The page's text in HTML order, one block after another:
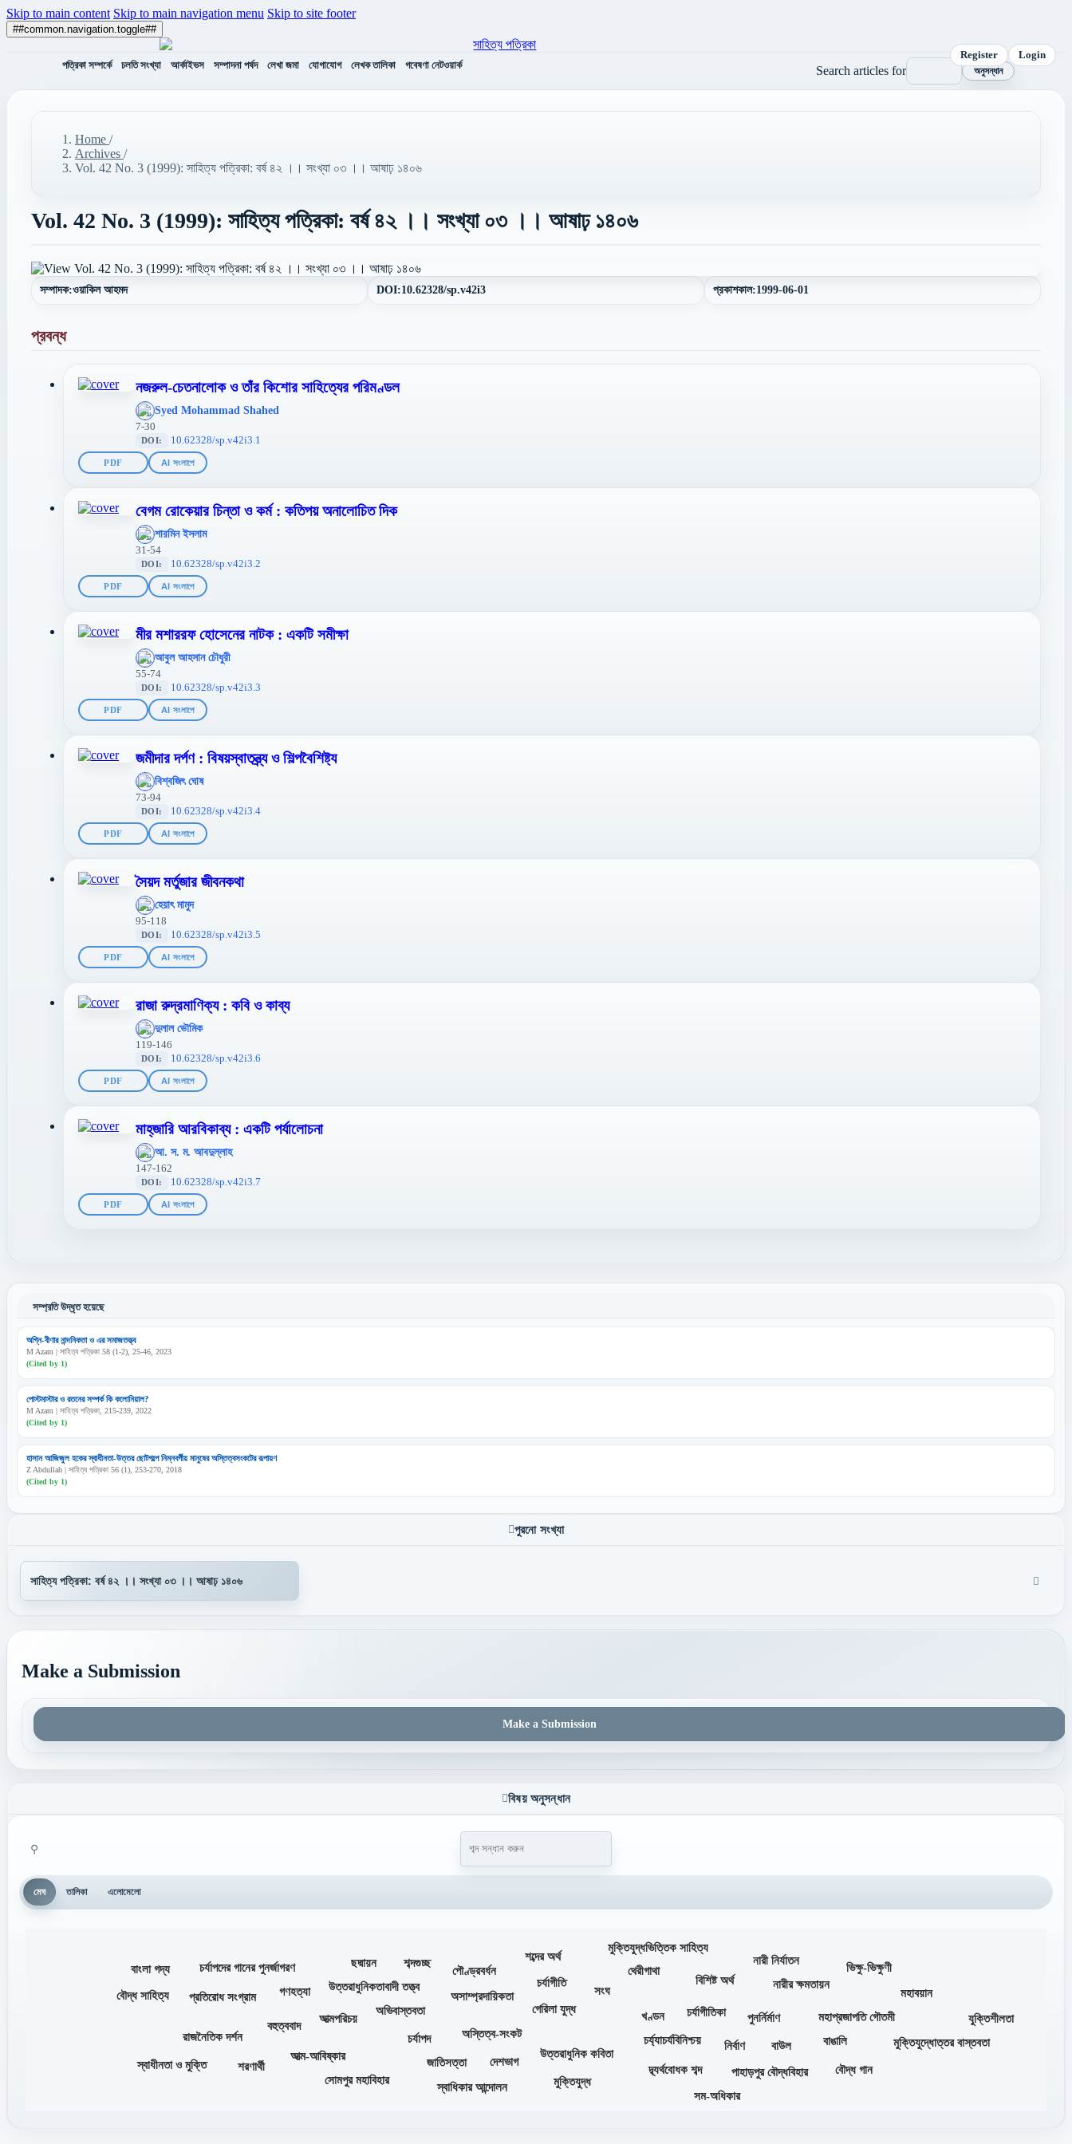
Skip to main content Skip to main navigation menu Skip to site footer
##common.navigation.toggle##
Register Login
পত্রিকা সম্পর্কে চলতি সংখ্যা আর্কাইভস সম্পাদনা পর্ষদ লেখা জমা যোগাযোগ লেখক তালিকা গবেষণা নেটওয়ার্ক Search articles for অনুসন্ধান
Home /
Archives /
Vol. 42 No. 3 (1999): সাহিত্য পত্রিকা: বর্ষ ৪২ ।। সংখ্যা ০৩ ।। আষাঢ় ১৪০৬
Vol. 42 No. 3 (1999): সাহিত্য পত্রিকা: বর্ষ ৪২ ।। সংখ্যা ০৩ ।। আষাঢ় ১৪০৬
সম্পাদক:ওয়াকিল আহমদ DOI:10.62328/sp.v42i3 প্রকাশকাল:1999-06-01
প্রবন্ধ
নজরুল-চেতনালোক ও তাঁর কিশোর সাহিত্যের পরিমণ্ডল
';
};">
Syed Mohammad Shahed
7-30
DOI: 10.62328/sp.v42i3.1
PDF AI সংলাপে
বেগম রোকেয়ার চিন্তা ও কর্ম : কতিপয় অনালোচিত দিক
';
};">
শারমিন ইসলাম
31-54
DOI: 10.62328/sp.v42i3.2
PDF AI সংলাপে
মীর মশাররফ হোসেনের নাটক : একটি সমীক্ষা
';
};">
আবুল আহসান চৌধুরী
55-74
DOI: 10.62328/sp.v42i3.3
PDF AI সংলাপে
জমীদার দর্পণ : বিষয়স্বাতন্ত্র্য ও শিল্পবৈশিষ্ট্য
';
};">
বিশ্বজিৎ ঘোষ
73-94
DOI: 10.62328/sp.v42i3.4
PDF AI সংলাপে
সৈয়দ মর্তুজার জীবনকথা
';
};">
হেয়াৎ মামুদ
95-118
DOI: 10.62328/sp.v42i3.5
PDF AI সংলাপে
রাজা রুদ্রমাণিক্য : কবি ও কাব্য
';
};">
দুলাল ভৌমিক
119-146
DOI: 10.62328/sp.v42i3.6
PDF AI সংলাপে
মাহ্‌জারি আরবিকাব্য : একটি পর্যালোচনা
';
};">
আ. স. ম. আবদুল্লাহ
147-162
DOI: 10.62328/sp.v42i3.7
PDF AI সংলাপে
সম্প্রতি উদ্ধৃত হয়েছে
অগ্নি-বীণার নান্দনিকতা ও এর সমাজতত্ত্ব
M Azam | সাহিত্য পত্রিকা 58 (1-2), 25-46, 2023
(Cited by 1)
পোস্টমাস্টার ও রতনের সম্পর্ক কি কলোনিয়াল?
M Azam | সাহিত্য পত্রিকা, 215-239, 2022
(Cited by 1)
হাসান আজিজুল হকের স্বাধীনতা-উত্তর ছোটগল্পে নিম্নবর্গীয় মানুষের অস্তিত্বসংকটের রূপায়ণ
Z Abdullah | সাহিত্য পত্রিকা 56 (1), 253-270, 2018
(Cited by 1)
পুরনো সংখ্যা
Make a Submission
Make a Submission
বিষয় অনুসন্ধান
⚲
মেঘ তালিকা এলোমেলো
অভিবাস্তবতা
অসাম্প্রদায়িকতা
অস্তিত্ব-সংকট
আত্ম-আবিষ্কার
আত্মপরিচয়
উত্তরাধুনিক কবিতা
উত্তরাধুনিকতাবাদী তত্ত্ব
খণ্ডন
গণহত্যা
গেরিলা যুদ্ধ
চর্যাগীতি
চর্যাগীতিকা
চর্যাপদ
চর্যাপদের গানের পুনর্জাগরণ
চর্য্যাচর্যবিনিশ্চয়
ছদ্মায়ন
জাতিসত্তা
থেরীগাথা
দেশভাগ
দ্ব্যর্থবোধক শব্দ
নারী নির্যাতন
নারীর ক্ষমতায়ন
নির্বাণ
পাহাড়পুর বৌদ্ধবিহার
পুনর্নির্মাণ
পৌণ্ড্রবর্ধন
প্রতিরোধ সংগ্রাম
বহুত্ববাদ
বাউল
বাংলা গদ্য
বাঙালি
বিশিষ্ট অর্থ
বৌদ্ধ গান
বৌদ্ধ সাহিত্য
ভিক্ষু-ভিক্ষুণী
মহাপ্রজাপতি গৌতমী
মহাবয়ান
মুক্তিযুদ্ধ
মুক্তিযুদ্ধভিত্তিক সাহিত্য
মুক্তিযুদ্ধোত্তর বাস্তবতা
যুক্তিশীলতা
রাজনৈতিক দর্শন
শব্দগুচ্ছ
শব্দের অর্থ
শরণার্থী
সংঘ
সম-অধিকার
সোমপুর মহাবিহার স্বাধিকার আন্দোলন
স্বাধীনতা ও মুক্তি